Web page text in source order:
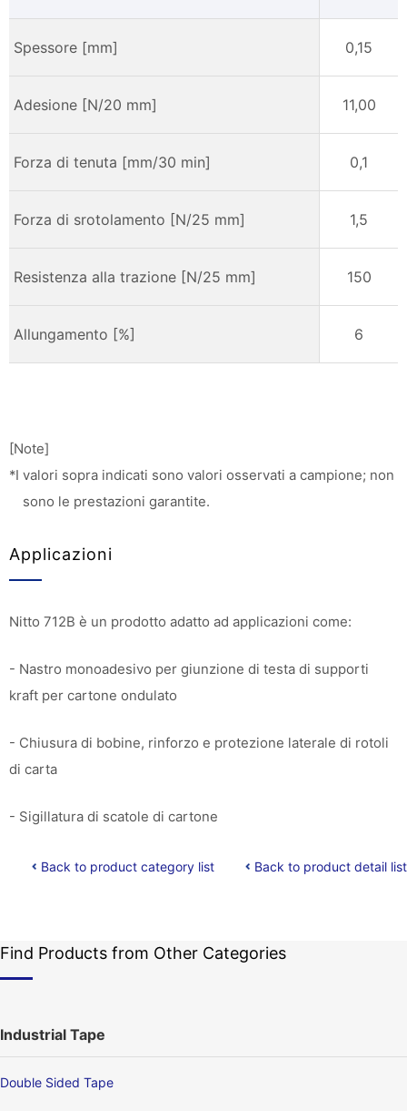
Spessore [mm] 0,15
Adesione [N/20 mm] 11,00
Forza di tenuta [mm/30 min] 0,1
Forza di srotolamento [N/25 mm] 1,5
Resistenza alla trazione [N/25 mm] 150
Allungamento [%] 6
[Note]
*I valori sopra indicati sono valori osservati a campione; non
sono le prestazioni garantite.
Applicazioni
Nitto 712B è un prodotto adatto ad applicazioni come:
- Nastro monoadesivo per giunzione di testa di supporti
kraft per cartone ondulato
- Chiusura di bobine, rinforzo e protezione laterale di rotoli
di carta
- Sigillatura di scatole di cartone
Back to product category list Back to product detail list
Find Products from Other Categories
Industrial Tape
Double Sided Tape